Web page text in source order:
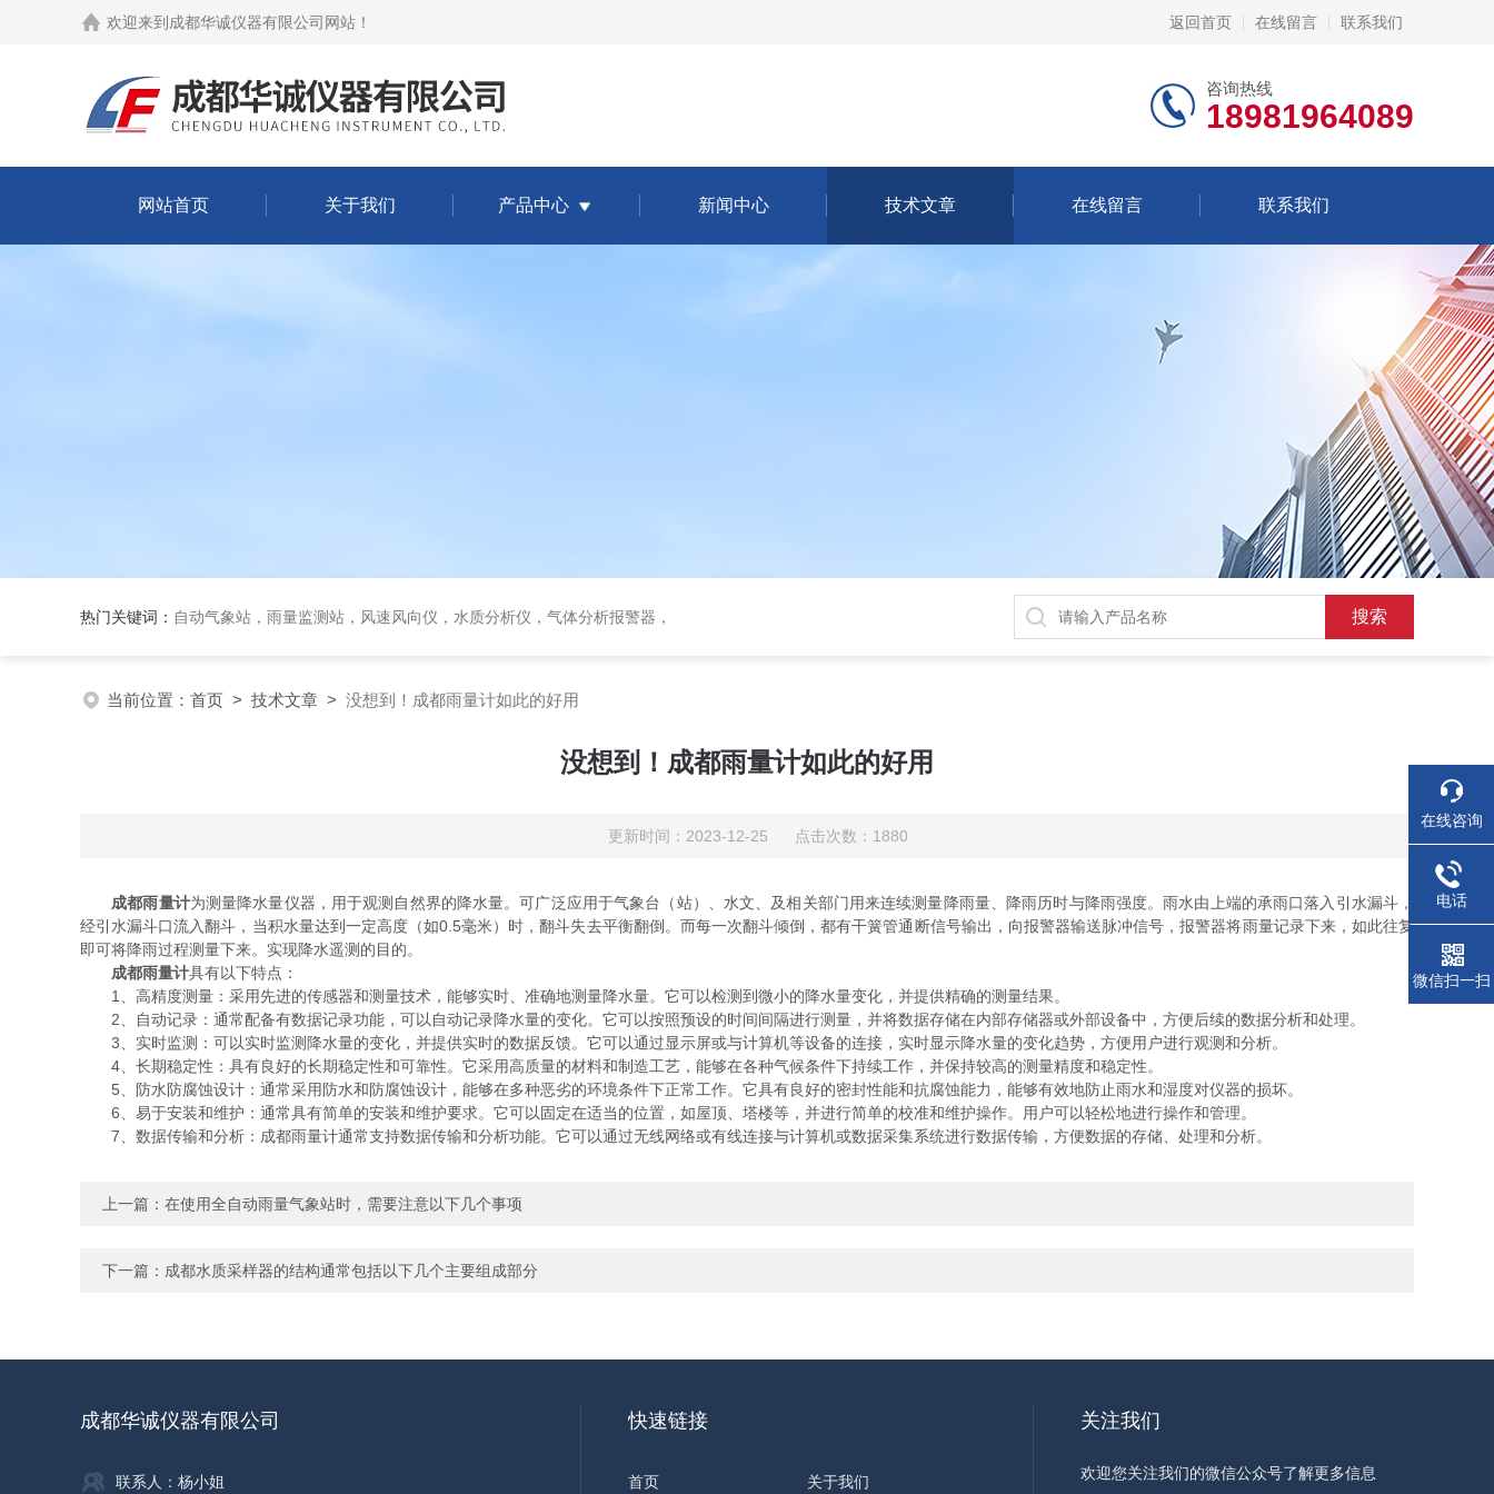
欢迎来到 成都华诚仪器有限公司网站 ！ 返回首页 在线留言 联系我们
咨询热线
18981964089
网站首页 关于我们 产品中心 新闻中心 技术文章 在线留言 联系我们
热门关键词： 自动气象站，雨量监测站，风速风向仪，水质分析仪，气体分析报警器，
当前位置： 首页 > 技术文章 > 没想到！成都雨量计如此的好用
没想到！成都雨量计如此的好用
更新时间：2023-12-25 点击次数：1880
成都雨量计为测量降水量仪器，用于观测自然界的降水量。可广泛应用于气象台（站）、水文、及相关部门用来连续测量降雨量、降雨历时与降雨强度。雨水由上端的承雨口落入引水漏斗，
经引水漏斗口流入翻斗，当积水量达到一定高度（如0.5毫米）时，翻斗失去平衡翻倒。而每一次翻斗倾倒，都有干簧管通断信号输出，向报警器输送脉冲信号，报警器将雨量记录下来，如此往复
即可将降雨过程测量下来。实现降水遥测的目的。
成都雨量计具有以下特点：
1、高精度测量：采用先进的传感器和测量技术，能够实时、准确地测量降水量。它可以检测到微小的降水量变化，并提供精确的测量结果。
2、自动记录：通常配备有数据记录功能，可以自动记录降水量的变化。它可以按照预设的时间间隔进行测量，并将数据存储在内部存储器或外部设备中，方便后续的数据分析和处理。
3、实时监测：可以实时监测降水量的变化，并提供实时的数据反馈。它可以通过显示屏或与计算机等设备的连接，实时显示降水量的变化趋势，方便用户进行观测和分析。
4、长期稳定性：具有良好的长期稳定性和可靠性。它采用高质量的材料和制造工艺，能够在各种气候条件下持续工作，并保持较高的测量精度和稳定性。
5、防水防腐蚀设计：通常采用防水和防腐蚀设计，能够在多种恶劣的环境条件下正常工作。它具有良好的密封性能和抗腐蚀能力，能够有效地防止雨水和湿度对仪器的损坏。
6、易于安装和维护：通常具有简单的安装和维护要求。它可以固定在适当的位置，如屋顶、塔楼等，并进行简单的校准和维护操作。用户可以轻松地进行操作和管理。
7、数据传输和分析：成都雨量计通常支持数据传输和分析功能。它可以通过无线网络或有线连接与计算机或数据采集系统进行数据传输，方便数据的存储、处理和分析。
上一篇： 在使用全自动雨量气象站时，需要注意以下几个事项
下一篇： 成都水质采样器的结构通常包括以下几个主要组成部分
成都华诚仪器有限公司
联系人：杨小姐
快速链接
首页 关于我们
关注我们
欢迎您关注我们的微信公众号了解更多信息
在线咨询
电话
微信扫一扫